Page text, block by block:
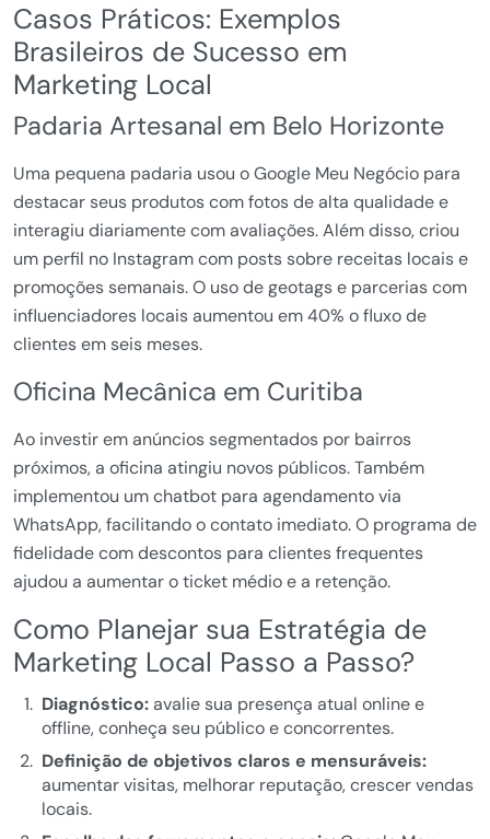
Casos Práticos: Exemplos
Brasileiros de Sucesso em
Marketing Local
Padaria Artesanal em Belo Horizonte
Uma pequena padaria usou o Google Meu Negócio para
destacar seus produtos com fotos de alta qualidade e
interagiu diariamente com avaliações. Além disso, criou
um perfil no Instagram com posts sobre receitas locais e
promoções semanais. O uso de geotags e parcerias com
influenciadores locais aumentou em 40% o fluxo de
clientes em seis meses.
Oficina Mecânica em Curitiba
Ao investir em anúncios segmentados por bairros
próximos, a oficina atingiu novos públicos. Também
implementou um chatbot para agendamento via
WhatsApp, facilitando o contato imediato. O programa de
fidelidade com descontos para clientes frequentes
ajudou a aumentar o ticket médio e a retenção.
Como Planejar sua Estratégia de
Marketing Local Passo a Passo?
Diagnóstico:avalie sua presença atual online e
offline, conheça seu público e concorrentes.
Definição de objetivos claros e mensuráveis:
aumentar visitas, melhorar reputação, crescer vendas
locais.